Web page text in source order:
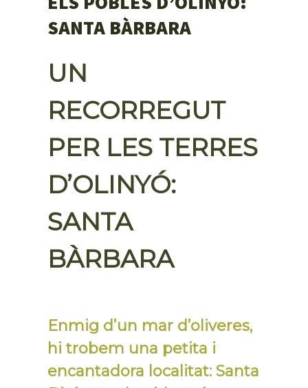
SANTA BÀRBARA
UN
RECORREGUT
PER LES TERRES
D’OLINYÓ:
SANTA
BÀRBARA
Enmig d’un mar d’oliveres,
hi trobem una petita i
encantadora localitat: Santa